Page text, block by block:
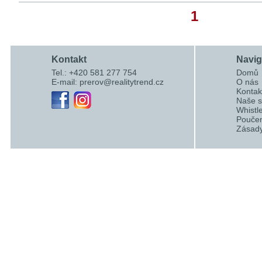
1
Kontakt
Tel.: +420 581 277 754
E-mail: prerov@realitytrend.cz
Domů
O nás
Naše